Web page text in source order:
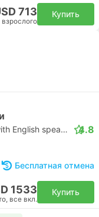
713
взрослого
Купить
Daytrip private transfer with English speaking driver 4.8
Бесплатная отмена
1533
все вкл.
Купить